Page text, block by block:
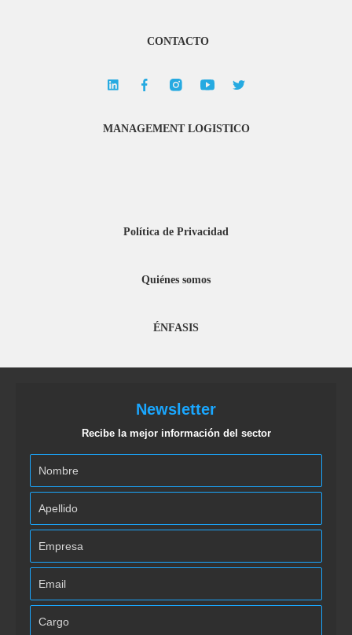
CONTACTO
MANAGEMENT LOGISTICO
Política de Privacidad
Quiénes somos
ÉNFASIS
Newsletter
Recibe la mejor información del sector